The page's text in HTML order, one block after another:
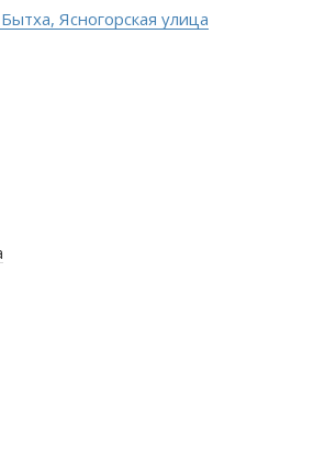
Ясногорская улица